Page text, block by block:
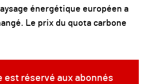
énergétique européen a
Le prix du quota carbone
est réservé aux abonnés